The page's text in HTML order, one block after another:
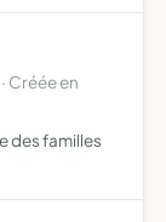
Créée en
des familles